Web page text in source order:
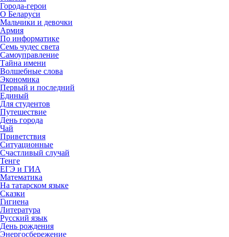
Города-герои
О Беларуси
Мальчики и девочки
Армия
По информатике
Семь чудес света
Самоуправление
Тайна имени
Волшебные слова
Экономика
Первый и последний
Единый
Для студентов
Путешествие
День города
Чай
Приветствия
Ситуационные
Счастливый случай
Тенге
ЕГЭ и ГИА
Математика
На татарском языке
Сказки
Гигиена
Литература
Русский язык
День рождения
Энергосбережение